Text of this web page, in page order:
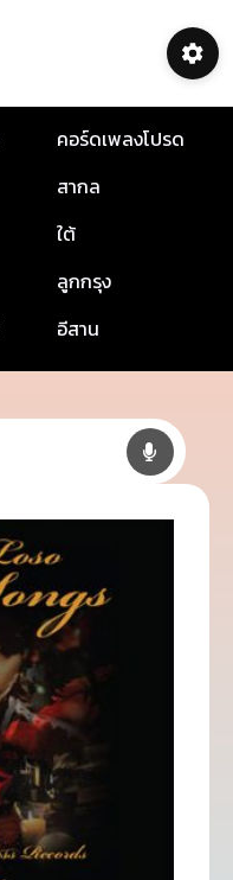
คอร์ดเพลงโปรด
สากล
ใต้
ลูกกรุง
อีสาน